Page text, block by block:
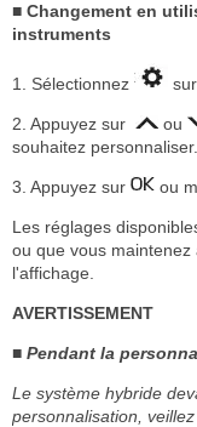
■ Changement en
instruments
1. Sélectionnez
2. Appuyez sur ou
souhaitez personnaliser.
3. Appuyez sur ou
Les réglages
ou que vous
l'affichage.
AVERTISSEMENT
■ Pendant la
Le système hybride
personnalisation,